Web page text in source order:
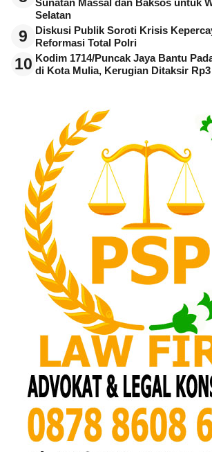
Sunatan Massal dan Baksos untuk
Selatan
9
Diskusi Publik Soroti Krisis
Reformasi Total Polri
10 Kodim 1714/Puncak Jaya Bantu
di Kota Mulia, Kerugian Ditaksir